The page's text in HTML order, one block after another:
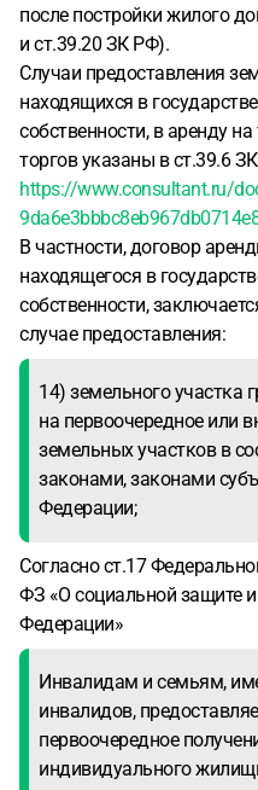
после постройки жилого
и ст.39.20 ЗК РФ).
Случаи предоставления
находящихся в
собственности, в аренду
торгов указаны в ст.39.6
https://www.consultant.ru/
В частности, договор
находящегося в
собственности,
случае предоставления:
14) земельного
на первоочередное или
земельных участков в
законами, законами
Федерации;
Согласно ст.17
ФЗ «О социальной защите
Федерации»
Инвалидам и семьям,
инвалидов,
первоочередное
индивидуального